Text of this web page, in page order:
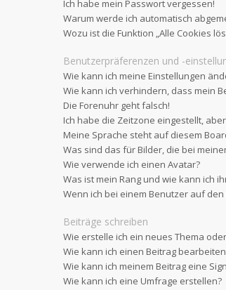
Ich habe mein Passwort vergessen!
Warum werde ich automatisch
Wozu ist die Funktion „Alle Cookies
Benutzerpräferenzen und -
Wie kann ich meine Einstellungen
Wie kann ich verhindern, dass mein
Die Forenuhr geht falsch!
Ich habe die Zeitzone eingestellt,
Meine Sprache steht auf diesem
Was sind das für Bilder, die bei
Wie verwende ich einen Avatar?
Was ist mein Rang und wie kann ich
Wenn ich bei einem Benutzer auf
Beiträge schreiben
Wie erstelle ich ein neues Thema
Wie kann ich einen Beitrag
Wie kann ich meinem Beitrag eine
Wie kann ich eine Umfrage erstellen?